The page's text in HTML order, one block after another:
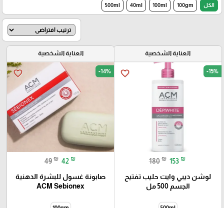
الكل 100gm
100ml
40ml
500ml
العناية الشخصية
favorite_border -15%
180 ₪ 153 ₪
لوشن ديبي وايت حليب تفتيح
الجسم 500 مل
العناية الشخصية
favorite_border -14%
49 ₪ 42 ₪
صابونة غسول للبشرة الدهنية
ACM Sebionex